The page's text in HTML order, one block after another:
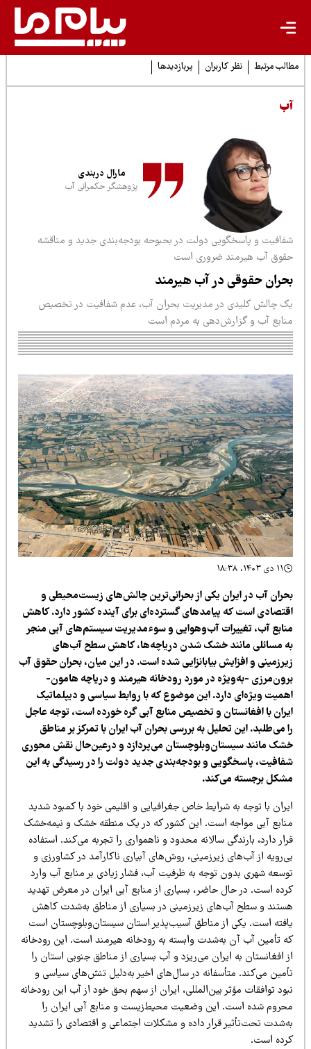
مرتبط نظر کاربران پربازدیدها
مارال دربندی
پژوهشگر حکمرانی آب
و پاسخگویی دولت در بحبوحه بودجه‌بندی جدید و مناقشه
آب هیرمند ضروری است
حقوقی در آب هیرمند
چالش کلیدی در مدیریت بحران آب، عدم شفافیت در تخصیص
آب و گزارش‌دهی به مردم است
آب در ایران یکی از بحرانی‌ترین چالش‌های زیست‌محیطی و
است که پیامدهای گسترده‌ای برای آینده کشور دارد. کاهش
آب، تغییرات آب‌وهوایی و سوء‌مدیریت سیستم‌های آبی منجر
مسائلی مانند خشک شدن دریاچه‌ها، کاهش سطح آب‌های
و افزایش بیابانزایی شده است. در این میان، بحران حقوق آب
-به‌ویژه در مورد رودخانه هیرمند و دریاچه هامون-
ویژه‌ای دارد. این موضوع که با روابط سیاسی و دیپلماتیک
با افغانستان و تخصیص منابع آبی گره خورده است، توجه عاجل
می‌طلبد. این تحلیل به بررسی بحران آب ایران با تمرکز بر مناطق
مانند سیستان‌وبلوچستان می‌پردازد و درعین‌حال نقش محوری
پاسخگویی و بودجه‌بندی جدید دولت را در رسیدگی به این
برجسته می‌کند.
با‌ توجه‌ به شرایط خاص جغرافیایی و اقلیمی خود با کمبود شدید
آبی مواجه است. این کشور که در یک منطقه خشک و نیمه‌خشک
دارد، بارندگی سالانه محدود و ناهمواری را تجربه می‌کند. استفاده
از آب‌های زیرزمینی، روش‌های آبیاری ناکارآمد در کشاورزی و
شهری بدون توجه به ظرفیت آب، فشار زیادی بر منابع آب وارد
است. در حال حاضر، بسیاری از منابع آبی ایران در معرض تهدید
و سطح آب‌های زیرزمینی در بسیاری از مناطق به‌شدت کاهش
است. یکی از مناطق آسیب‌پذیر استان سیستان‌وبلوچستان است
تأمین آب آن به‌شدت وابسته به رودخانه هیرمند است. این رودخانه
افغانستان به ایران می‌ریزد و آب بسیاری از مناطق جنوبی استان را
می‌کند. متأسفانه در سال‌های اخیر به‌دلیل تنش‌های سیاسی و
توافقات مؤثر بین‌المللی، ایران از سهم بحق خود از آب این رودخانه
شده است. این وضعیت محیط‌زیست و منابع آبی ایران را
تحت‌تأثیر قرار داده و مشکلات اجتماعی و اقتصادی را تشدید
است.